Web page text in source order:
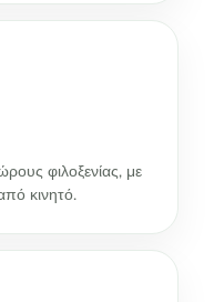
φιλοξενίας, με
κινητό.